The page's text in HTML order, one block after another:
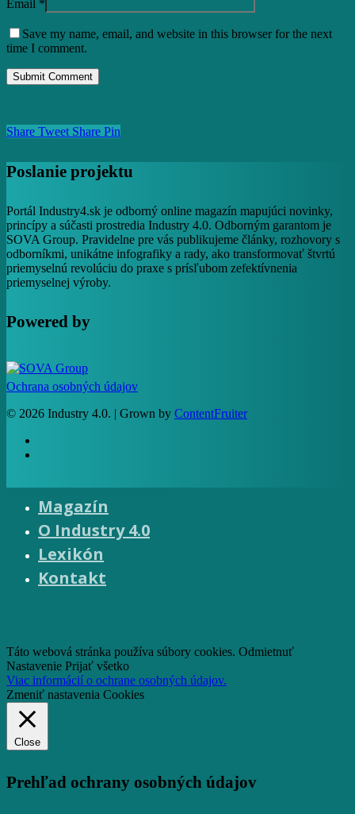
Email *
Save my name, email, and website in this browser for the next
time I comment.
Share Tweet Share Pin
Poslanie projektu
Portál Industry4.sk je odborný online magazín mapujúci novinky,
princípy a súčasti prostredia Industry 4.0. Odborným garantom je
SOVA Group. Pravidelne pre vás publikujeme články, rozhovory s
odborníkmi, unikátne infografiky a rady, ako transformovať štvrtú
priemyselnú revolúciu do praxe s prísľubom zefektívnenia
priemyselnej výroby.
Powered by
Ochrana osobných údajov
© 2026 Industry 4.0. | Grown by ContentFruiter
Magazín
O Industry 4.0
Čo je Industry 4.0
Princípy
Lexikón
Kontakt
Táto webová stránka používa súbory cookies. Odmietnuť
Nastavenie Prijať všetko
Viac informácií o ochrane osobných údajov.
Zmeniť nastavenia Cookies
Close
Prehľad ochrany osobných údajov